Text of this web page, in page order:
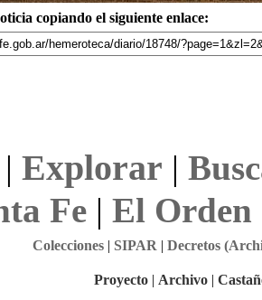
copiando el siguiente enlace:
| Explorar |
Fe| El Orden
Colecciones| SIPAR | Decretos
Proyecto | Archivo |